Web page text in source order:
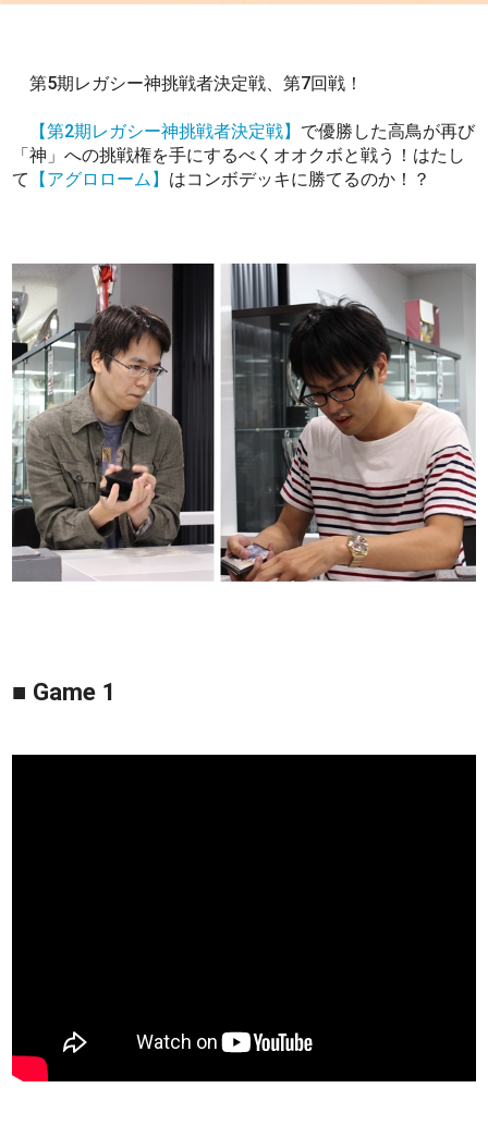
第5期レガシー神挑戦者決定戦、第7回戦！
【第2期レガシー神挑戦者決定戦】 で優勝した高鳥が再び
「神」への挑戦権を手にするべくオオクボと戦う！はたし
て
【アグロローム】 はコンボデッキに勝てるのか！？
■ Game 1